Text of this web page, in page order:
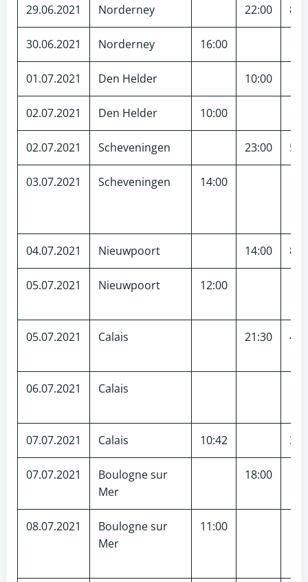
29.06.2021 Norderney 22:00 84
30.06.2021 Norderney 16:00
01.07.2021 Den Helder 10:00 110
02.07.2021 Den Helder 10:00
02.07.2021 Scheveningen 23:00 55
03.07.2021 Scheveningen 14:00
04.07.2021 Nieuwpoort 14:00 85
05.07.2021 Nieuwpoort 12:00
05.07.2021 Calais 21:30 40
06.07.2021 Calais
07.07.2021 Calais 10:42 35
07.07.2021
Boulogne sur
Mer
18:00
08.07.2021
Boulogne sur
Mer
11:00